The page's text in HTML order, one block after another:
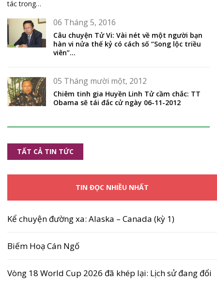
tác trong…
06 Tháng 5, 2016
Câu chuyện Tử Vi: Vài nét về một người bạn
hàn vi nửa thế kỷ có cách số “Song lộc triều
viên”…
05 Tháng mười một, 2012
Chiêm tinh gia Huyền Linh Tử cầm chắc: TT
Obama sẽ tái đắc cử ngày 06-11-2012
TẤT CẢ TIN TỨC
TIN ĐỌC NHIỀU NHẤT
Kể chuyện đường xa: Alaska – Canada (kỳ 1)
Biếm Hoạ Cán Ngố
Vòng 18 World Cup 2026 đã khép lại: Lịch sử đang đổi